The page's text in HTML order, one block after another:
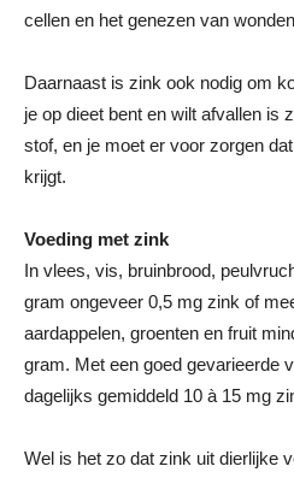
cellen en het genezen van
Daarnaast is zink ook nodig om
je op dieet bent en wilt afvallen is
stof, en je moet er voor zorgen
krijgt.
Voeding met zink
In vlees, vis, bruinbrood,
gram ongeveer 0,5 mg zink of
aardappelen, groenten en fruit
gram. Met een goed gevarieerde
dagelijks gemiddeld 10 à 15 mg
Wel is het zo dat zink uit dierlijke